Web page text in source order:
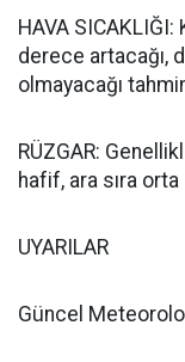
HAVA
derece artacağı,
olmayacağı
RÜZGAR:
hafif, ara sıra
UYARILAR
Güncel